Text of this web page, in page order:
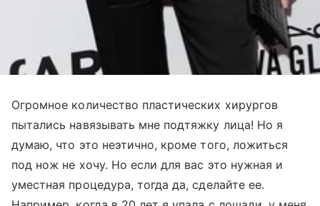
Огромное количество пластических хирургов
пытались навязывать мне подтяжку лица! Но я
думаю, что это неэтично, кроме того, ложиться
под нож не хочу. Но если для вас это нужная и
уместная процедура, тогда да, сделайте ее.